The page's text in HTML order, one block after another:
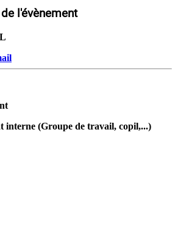
l'évènement
interne (Groupe de travail, copil,...)